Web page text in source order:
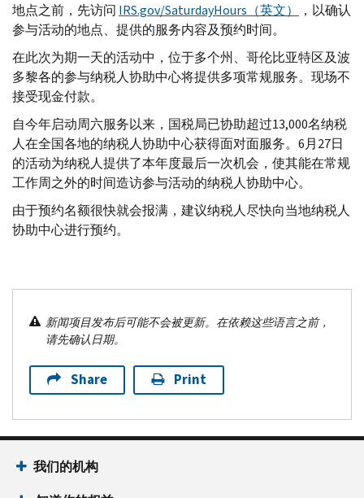
地点之前，先访问 IRS.gov/SaturdayHours（英文）
，以确认
参与活动的地点、提供的服务内容及预约时间。
在此次为期一天的活动中，位于多个州、哥伦比亚特区及波
多黎各的参与纳税人协助中心将提供多项常规服务。现场不
接受现金付款。
自今年启动周六服务以来，国税局已协助超过13,000名纳税
人在全国各地的纳税人协助中心获得面对面服务。6月27日
的活动为纳税人提供了本年度最后一次机会，使其能在常规
工作周之外的时间造访参与活动的纳税人协助中心。
由于预约名额很快就会报满，建议纳税人尽快向当地纳税人
协助中心进行预约。
新闻项目发布后可能不会被更新。在依赖这些语言之前，
请先确认日期。
Share Print
我们的机构